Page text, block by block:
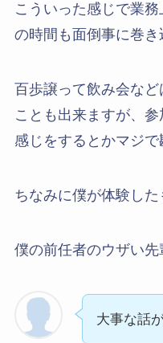
こういった感じで業
の時間も面倒事に巻き
百歩譲って飲み会な
ことも出来ますが、
感じをするとかマジで
ちなみに僕が体験し
僕の前任者のウザい先
大事な話